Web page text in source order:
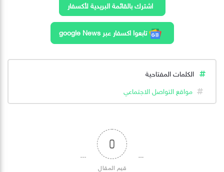
اشترك بالقائمة البريدية لأكسفار
تابعوا اكسفار عبر google News
الكلمات المفتاحية
مواقع التواصل الاجتماعي
0
قيم المقال